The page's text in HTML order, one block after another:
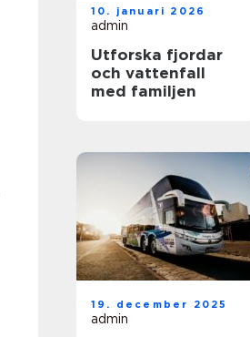
10. januari 2026
admin
Utforska fjordar
och vattenfall
med familjen
19. december 2025
admin